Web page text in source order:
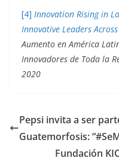
[4] Innovation Rising in
Innovative Leaders
Aumento en América
Innovadores de Toda la
2020
Pepsi invita a ser
Guatemorfosis:
Fundación